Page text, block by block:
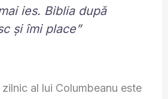
ies. Biblia după
și îmi place”
al lui Columbeanu este